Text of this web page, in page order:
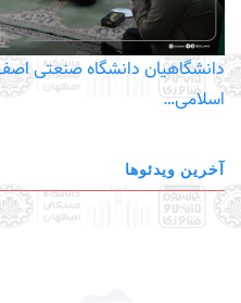
دانشگاهیان دانشگاه صنعتی
اسلامی…
آخرین ویدئوها